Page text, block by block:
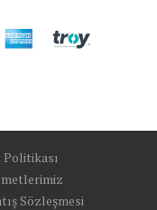
Sözleşmesi